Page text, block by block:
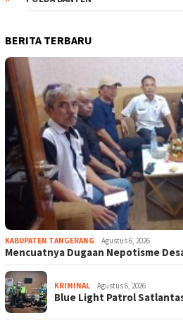
BERITA TERBARU
KABUPATEN TANGERANG Agustus 6, 2026
Mencuatnya Dugaan Nepotisme
KRIMINAL Agustus 6, 2026
Blue Light Patrol